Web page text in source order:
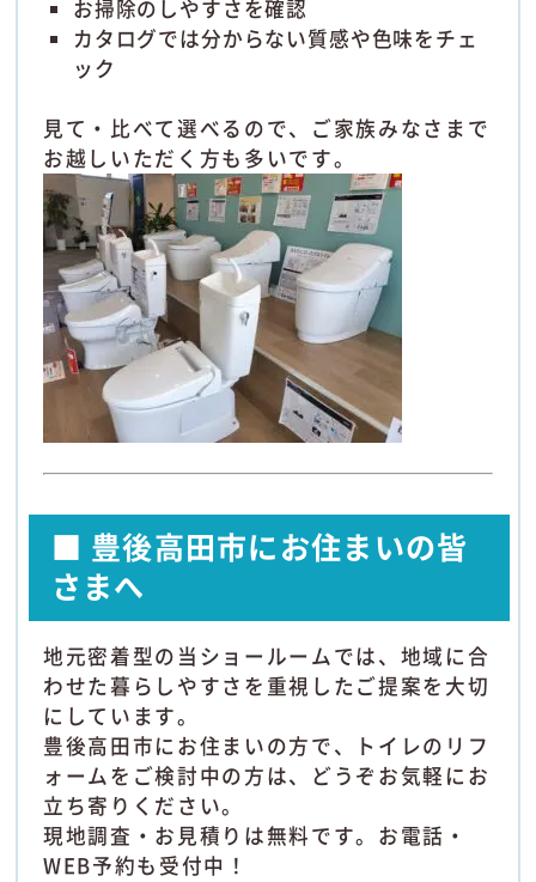
お掃除のしやすさを確認
カタログでは分からない質感や色味をチェ
ック
見て・比べて選べるので、ご家族みなさまで
お越しいただく方も多いです。
■ 豊後高田市にお住まいの皆
さまへ
地元密着型の当ショールームでは、地域に合
わせた暮らしやすさを重視したご提案を大切
にしています。
豊後高田市にお住まいの方で、トイレのリフ
ォームをご検討中の方は、どうぞお気軽にお
立ち寄りください。
現地調査・お見積りは無料です。お電話・
WEB予約も受付中！